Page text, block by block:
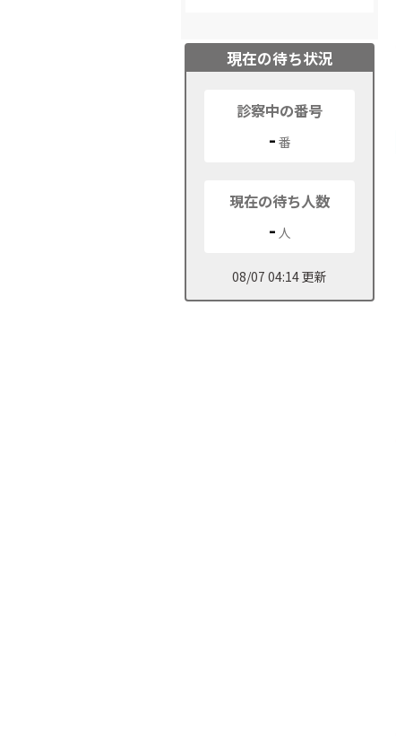
現在の待ち状況
診察中の番号
- 番
現在の待ち人数
- 人
08/07 04:14 更新